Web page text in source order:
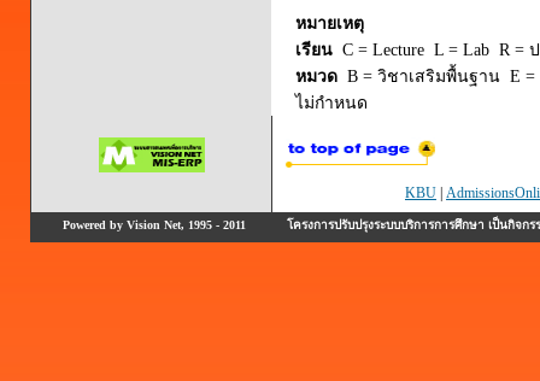
หมายเหตุ
เรียน C = Lecture L = Lab R =
หมวด B = วิชาเสริมพื้นฐาน E
ไม่กำหนด
KBU
Powered by Vision Net, 1995 - 2011 โครงการปรับปรุงระบบบริการการศึกษา เป็นกิ